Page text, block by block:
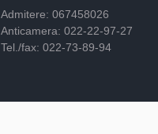
Admitere: 067458026
Anticamera: 022-22-97-27
Tel./fax: 022-73-89-94